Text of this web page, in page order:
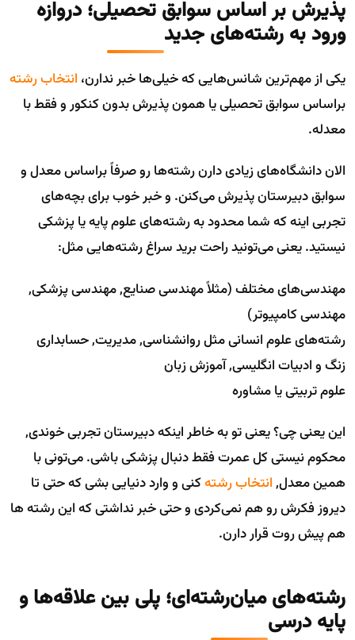
پذیرش بر اساس سوابق تحصیلی؛ دروازه
ورود به رشته‌های جدید
یکی از مهم‌ترین شانس‌هایی که خیلی‌ها خبر ندارن، انتخاب رشته
براساس سوابق تحصیلی یا همون پذیرش بدون کنکور و فقط با
معدله.
الان دانشگاه‌های زیادی دارن رشته‌ها رو صرفاً براساس معدل و
سوابق دبیرستان پذیرش می‌کنن. و خبر خوب برای بچه‌های
تجربی اینه که شما محدود به رشته‌های علوم پایه یا پزشکی
نیستید. یعنی می‌تونید راحت برید سراغ رشته‌هایی مثل:
مهندسی‌های مختلف (مثلاً مهندسی صنایع, مهندسی پزشکی,
مهندسی کامپیوتر)
رشته‌های علوم انسانی مثل روانشناسی, مدیریت, حسابداری
زنگ و ادبیات انگلیسی, آموزش زبان
علوم تربیتی یا مشاوره
این یعنی چی؟ یعنی تو به خاطر اینکه دبیرستان تجربی خوندی,
محکوم نیستی کل عمرت فقط دنبال پزشکی باشی. می‌تونی با
همین معدل,انتخاب رشتهکنی و وارد دنیایی بشی که حتی تا
دیروز فکرش رو هم نمی‌کردی و حتی خبر نداشتی که این رشته ها
هم پیش روت قرار دارن.
رشته‌های میان‌رشته‌ای؛ پلی بین علاقه‌ها و
پایه درسی